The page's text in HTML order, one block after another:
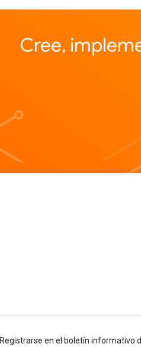
Cree,
Registrarse en el boletín informativo